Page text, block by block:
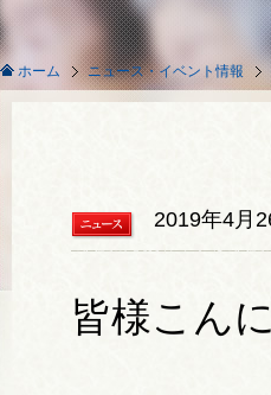
ホーム ニュース・イベント情報
2019年4月
皆様こん